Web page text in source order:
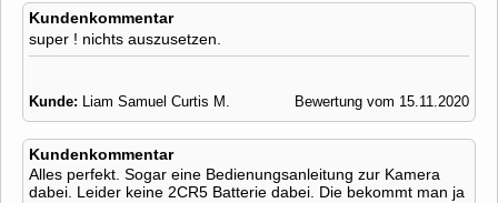
Kundenkommentar
super ! nichts auszusetzen.
Kunde: Liam Samuel Curtis M. Bewertung vom 15.11.2020
Kundenkommentar
Alles perfekt. Sogar eine Bedienungsanleitung zur Kamera
dabei. Leider keine 2CR5 Batterie dabei. Die bekommt man ja